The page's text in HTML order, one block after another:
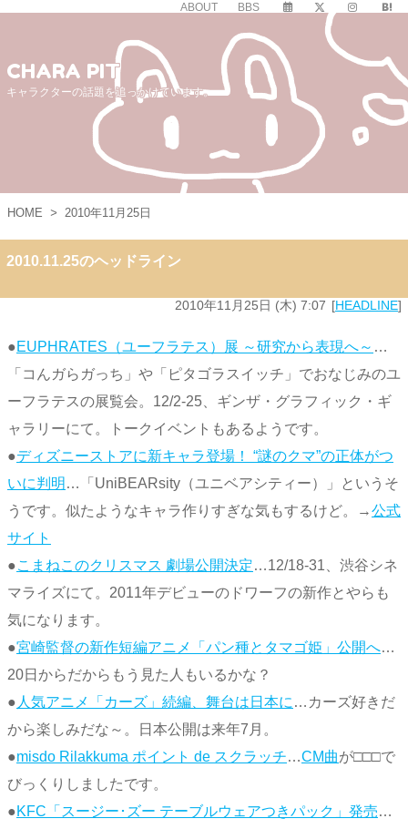
ABOUT BBS
CHARA PIT
キャラクターの話題を追っかけています。
HOME > 2010年11月25日
2010.11.25のヘッドライン
2010年11月25日 (木) 7:07 HEADLINE
●EUPHRATES（ユーフラテス）展 ～研究から表現へ～ …
「コんガらガっち」や「ピタゴラスイッチ」でおなじみのユ
ーフラテスの展覧会。12/2-25、ギンザ・グラフィック・ギ
ャラリーにて。トークイベントもあるようです。
●ディズニーストアに新キャラ登場！ “謎のクマ”の正体がつ
いに判明 …「UniBEARsity（ユニベアシティー）」というそ
うです。似たようなキャラ作りすぎな気もするけど。→公式
サイト
●こまねこのクリスマス 劇場公開決定…12/18-31、渋谷シネ
マライズにて。2011年デビューのドワーフの新作とやらも
気になります。
●宮崎監督の新作短編アニメ「パン種とタマゴ姫」公開へ…
20日からだからもう見た人もいるかな？
● 人気アニメ「カーズ」続編、舞台は日本に …カーズ好きだ
から楽しみだな～。日本公開は来年7月。
●misdo Rilakkuma ポイント de スクラッチ…CM曲が□□□で
びっくりしましたです。
●KFC「スージー･ズー テーブルウェアつきパック」発売…